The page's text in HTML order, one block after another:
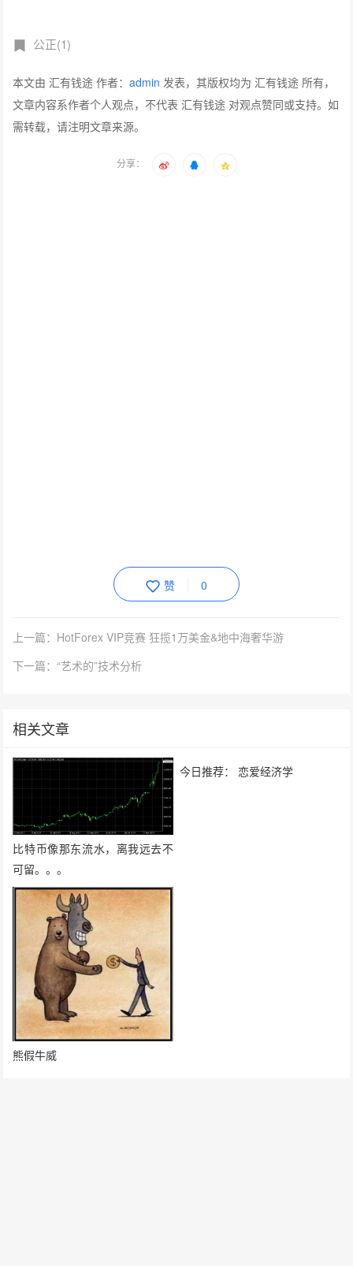
公正(1)
本文由 汇有钱途 作者：admin 发表，其版权均为 汇有钱途 所有，
文章内容系作者个人观点，不代表 汇有钱途 对观点赞同或支持。如
需转载，请注明文章来源。
分享：
赞 0
上一篇：HotForex VIP竞赛 狂揽1万美金&地中海奢华游
下一篇：“艺术的”技术分析
相关文章
比特币像那东流水，离我远去不
可留。。。
熊假牛威